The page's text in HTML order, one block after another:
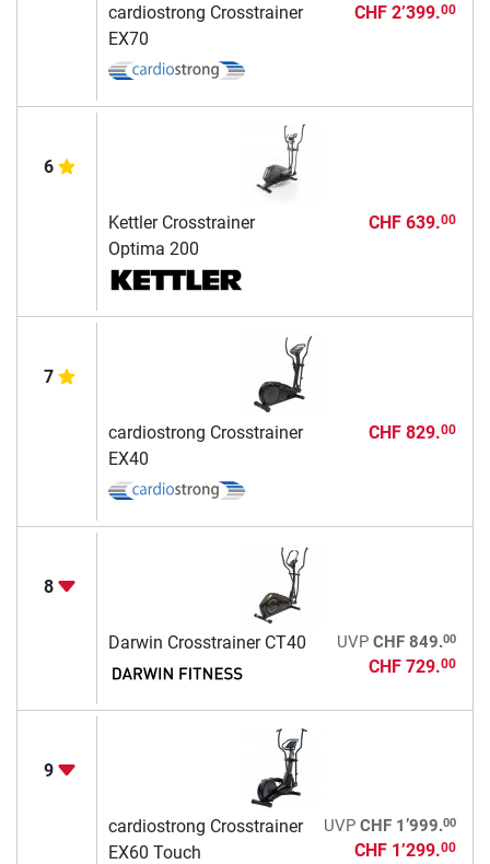
cardiostrong Crosstrainer
EX70
CHF 2’399.00
6
Kettler Crosstrainer
Optima 200
CHF 639.00
7
cardiostrong Crosstrainer
EX40
CHF 829.00
8
Darwin Crosstrainer CT40 UVP CHF 849.00
CHF 729.00
9
cardiostrong Crosstrainer
EX60 Touch
UVP CHF 1’999.00
CHF 1’299.00